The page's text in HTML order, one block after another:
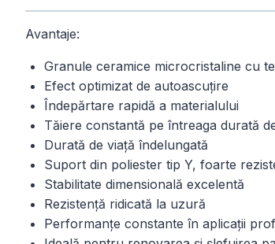
Avantaje:
Granule ceramice microcristaline cu
Efect optimizat de autoascuțire
Îndepărtare rapidă a materialului
Tăiere constantă pe întreaga durată
Durată de viață îndelungată
Suport din poliester tip Y, foarte
Stabilitate dimensională excelentă
Rezistență ridicată la uzură
Performanțe constante în aplicații